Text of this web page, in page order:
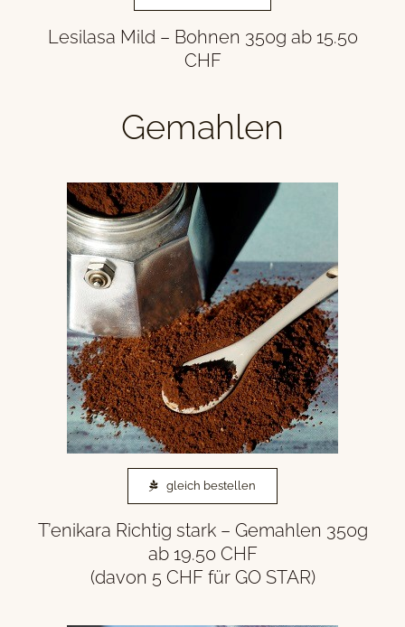
Lesilasa Mild – Bohnen 350g ab 15.50
CHF
Gemahlen
gleich bestellen
T’enikara Richtig stark – Gemahlen 350g
ab 19.50 CHF
(davon 5 CHF für GO STAR)